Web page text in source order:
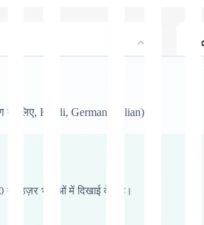
के लिए, Hindi, German, Italian)।
भाषाओं में दिखाई देता है।